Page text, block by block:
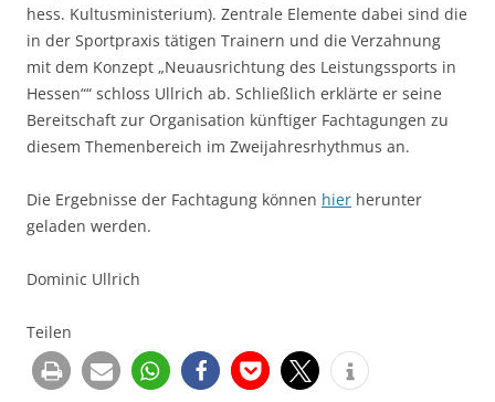
hess. Kultusministerium). Zentrale Elemente dabei sind die
in der Sportpraxis tätigen Trainern und die Verzahnung
mit dem Konzept „Neuausrichtung des Leistungssports in
Hessen““ schloss Ullrich ab. Schließlich erklärte er seine
Bereitschaft zur Organisation künftiger Fachtagungen zu
diesem Themenbereich im Zweijahresrhythmus an.
Die Ergebnisse der Fachtagung können hier herunter
geladen werden.
Dominic Ullrich
Teilen